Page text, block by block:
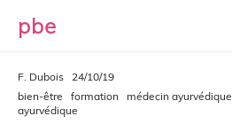
pbe
F. Dubois
24/10/19
bien-être
formation médecin ayurvédique
ayurvédique